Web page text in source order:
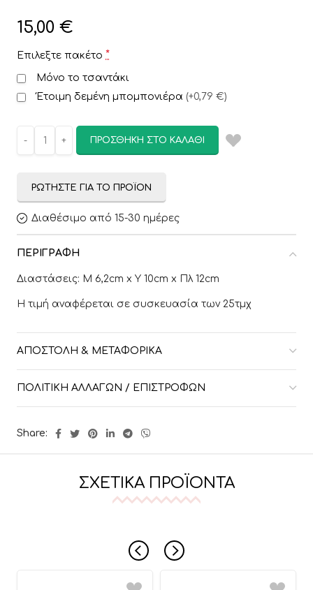
15,00 €
Επιλεξτε πακέτο *
Μόνο το τσαντάκι
Έτοιμη δεμένη μπομπονιέρα (+0,79 €)
ΠΡΟΣΘΉΚΗ ΣΤΟ ΚΑΛΆΘΙ
ΡΩΤΉΣΤΕ ΓΙΑ ΤΟ ΠΡΟΪΌΝ
Διαθέσιμο από 15-30 ημέρες
ΠΕΡΙΓΡΑΦΉ
Διαστάσεις: Μ 6,2cm x Υ 10cm x Πλ 12cm
Η τιμή αναφέρεται σε συσκευασία των 25τμχ
ΑΠΟΣΤΟΛΉ & ΜΕΤΑΦΟΡΙΚΆ
ΠΟΛΙΤΙΚΉ ΑΛΛΑΓΏΝ / ΕΠΙΣΤΡΟΦΏΝ
Share:
ΣΧΕΤΙΚΆ ΠΡΟΪΌΝΤΑ